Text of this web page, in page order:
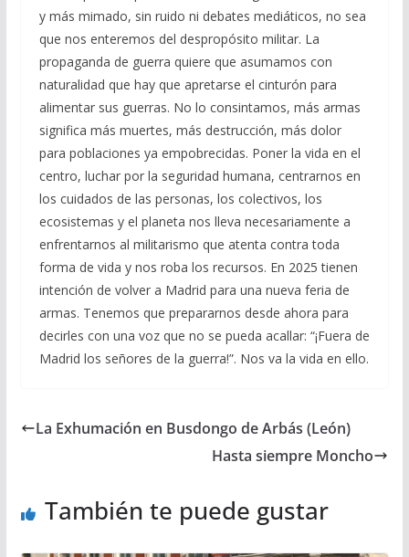
y más mimado, sin ruido ni debates mediáticos, no sea
que nos enteremos del despropósito militar. La
propaganda de guerra quiere que asumamos con
naturalidad que hay que apretarse el cinturón para
alimentar sus guerras. No lo consintamos, más armas
significa más muertes, más destrucción, más dolor
para poblaciones ya empobrecidas. Poner la vida en el
centro, luchar por la seguridad humana, centrarnos en
los cuidados de las personas, los colectivos, los
ecosistemas y el planeta nos lleva necesariamente a
enfrentarnos al militarismo que atenta contra toda
forma de vida y nos roba los recursos. En 2025 tienen
intención de volver a Madrid para una nueva feria de
armas. Tenemos que prepararnos desde ahora para
decirles con una voz que no se pueda acallar: “¡Fuera de
Madrid los señores de la guerra!”. Nos va la vida en ello.
La Exhumación en Busdongo de Arbás (León)
Hasta siempre Moncho
También te puede gustar